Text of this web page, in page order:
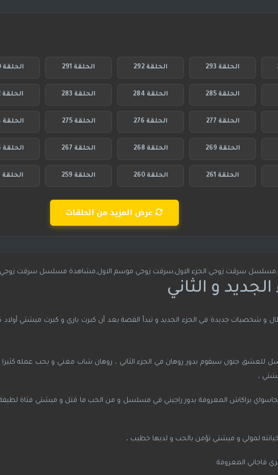
الحلقة 293 الحلقة 292 الحلقة 291 الحلقة 290
الحلقة 285 الحلقة 284 الحلقة 283 الحلقة 282
الحلقة 277 الحلقة 276 الحلقة 275 الحلقة 274
الحلقة 269 الحلقة 268 الحلقة 267 الحلقة 266
الحلقة 261 الحلقة 260 الحلقة 259 الحلقة 258
عرض المزيد من الحلقات
سرقت زوجي الجزء الاول,سرقت زوجي موسم الاول,مشاهدة مسلسل سرقت زوجي
و الثاني
جديدة في الجزء الجديد و تبدأ القصة بعد أن كبرت باري و كبرت ميشتي أولاد
للعشق جنون سيقوم بدور روهان في الجزء الثاني ، روهان شاب مغني و يحب عمله كثيرا
،
تيجاسواي براكاش المعروفة بدور راجيني في مسلسل و من الحب ما قتل و ميشتي فتاة
لمولي و ميشتي تؤمن بالحب و لديها خطيب ،
فاجاني المعروفة